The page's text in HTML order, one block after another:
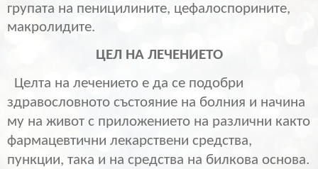
групата на пеницилините, цефалоспорините,
макролидите.
ЦЕЛ НА ЛЕЧЕНИЕТО
Целта на лечението е да се подобри
здравословното състояние на болния и начина
му на живот с приложението на различни както
фармацевтични лекарствени средства,
пункции, така и на средства на билкова основа.